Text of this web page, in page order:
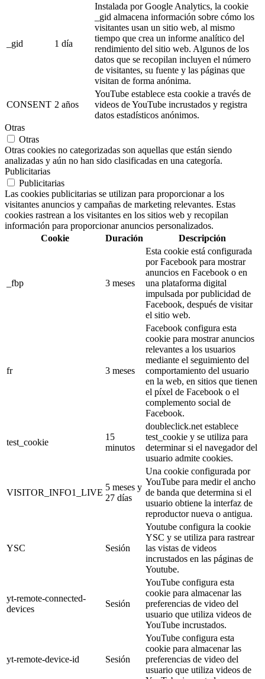
_gid 1 día
Instalada por Google Analytics, la cookie
_gid almacena información sobre cómo los
visitantes usan un sitio web, al mismo
tiempo que crea un informe analítico del
rendimiento del sitio web. Algunos de los
datos que se recopilan incluyen el número
de visitantes, su fuente y las páginas que
visitan de forma anónima.
CONSENT 2 años
YouTube establece esta cookie a través de
videos de YouTube incrustados y registra
datos estadísticos anónimos.
Otras
Otras
Otras cookies no categorizadas son aquellas que están siendo
analizadas y aún no han sido clasificadas en una categoría.
Publicitarias
Publicitarias
Las cookies publicitarias se utilizan para proporcionar a los
visitantes anuncios y campañas de marketing relevantes. Estas
cookies rastrean a los visitantes en los sitios web y recopilan
información para proporcionar anuncios personalizados.
Cookie
Duración Descripción
_fbp 3 meses
Esta cookie está configurada
por Facebook para mostrar
anuncios en Facebook o en
una plataforma digital
impulsada por publicidad de
Facebook, después de visitar
el sitio web.
fr 3 meses
Facebook configura esta
cookie para mostrar anuncios
relevantes a los usuarios
mediante el seguimiento del
comportamiento del usuario
en la web, en sitios que tienen
el píxel de Facebook o el
complemento social de
Facebook.
test_cookie
15
minutos
doubleclick.net establece
test_cookie y se utiliza para
determinar si el navegador del
usuario admite cookies.
VISITOR_INFO1_LIVE
5 meses y
27 días
Una cookie configurada por
YouTube para medir el ancho
de banda que determina si el
usuario obtiene la interfaz de
reproductor nueva o antigua.
YSC Sesión
Youtube configura la cookie
YSC y se utiliza para rastrear
las vistas de videos
incrustados en las páginas de
Youtube.
yt-remote-connected-
devices
Sesión
YouTube configura esta
cookie para almacenar las
preferencias de video del
usuario que utiliza videos de
YouTube incrustados.
yt-remote-device-id Sesión
YouTube configura esta
cookie para almacenar las
preferencias de video del
usuario que utiliza videos de